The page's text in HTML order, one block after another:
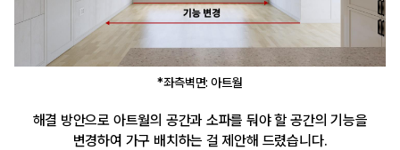
*좌측벽면: 아트월
해결 방안으로 아트월의 공간과 소파를 둬야 할 공간의 기능을
변경하여 가구 배치하는 걸 제안해 드렸습니다.